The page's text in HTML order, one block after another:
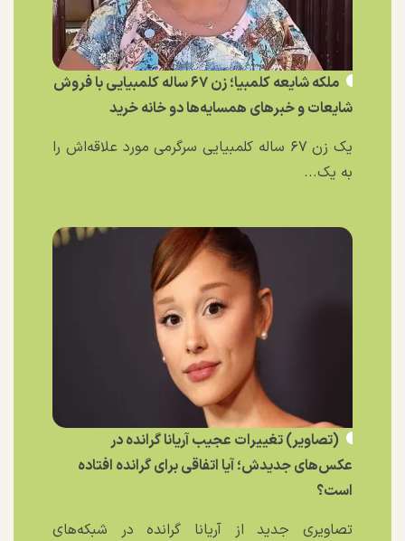
ملکه شایعه کلمبیا؛ زن ۶۷ ساله کلمبیایی با فروش
شایعات و خبر‌های همسایه‌ها دو خانه خرید
یک زن ۶۷ ساله کلمبیایی سرگرمی مورد علاقه‌اش را
به یک...
(تصاویر) تغییرات عجیب آریانا گرانده در
عکس‌های جدیدش؛ آیا اتفاقی برای گرانده افتاده
است؟
تصاویری جدید از آریانا گرانده در شبکه‌های